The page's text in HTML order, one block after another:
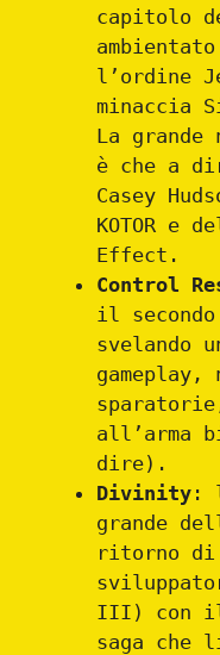
capitolo
l’ordine
minaccia
La
è che a
Casey
KOTOR e
Effect.
Control
il
svelando
all’arma
dire).
Divinity :
grande
ritorno di
III) con il
saga che